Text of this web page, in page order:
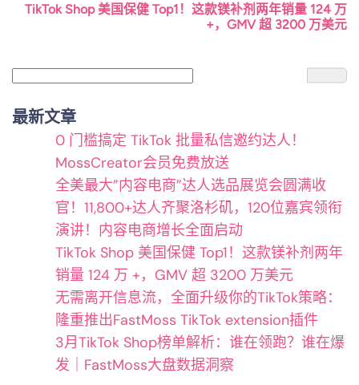
TikTok Shop 美国保健 Top1！这款镁补剂两年销量 124 万
+，GMV 超 3200 万美元
最新文章
0 门槛搞定 TikTok 批量私信邀约达人！
MossCreator会员免费放送
全美最大”内容电商”达人选品展览会圆满收
官！11,800+达人齐聚洛杉矶，120位嘉宾领衔
演讲！内容电商增长全面启动
TikTok Shop 美国保健 Top1！这款镁补剂两年
销量 124 万 +，GMV 超 3200 万美元
无需离开信息流，全面升级你的TikTok策略：
隆重推出FastMoss TikTok extension插件
3月TikTok Shop榜单解析：谁在领跑？谁在爆
发｜FastMoss大盘数据洞察